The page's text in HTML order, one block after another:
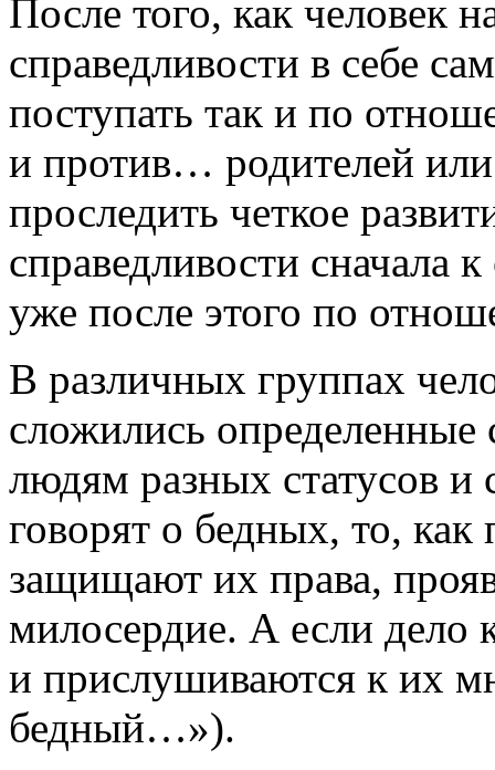
После того, как человек
справедливости в себе
поступать так и по
и против… родителей
проследить четкое
справедливости сначала
уже после этого по
В различных группах
сложились
людям разных статусов и
говорят о бедных, то,
защищают их права,
милосердие. А если дело
и прислушиваются к их
бедный…»).